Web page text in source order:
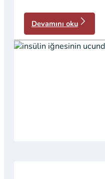
Devamını oku